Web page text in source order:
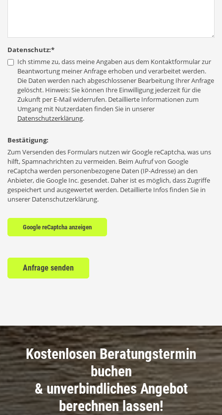
Datenschutz:*
Ich stimme zu, dass meine Angaben aus dem Kontaktformular zur
Beantwortung meiner Anfrage erhoben und verarbeitet werden.
Die Daten werden nach abgeschlossener Bearbeitung Ihrer Anfrage
gelöscht. Hinweis: Sie können Ihre Einwilligung jederzeit für die
Zukunft per E-Mail widerrufen. Detaillierte Informationen zum
Umgang mit Nutzerdaten finden Sie in unserer
Datenschutzerklärung.
Bestätigung:
Zum Versenden des Formulars nutzen wir Google reCaptcha, was uns
hilft, Spamnachrichten zu vermeiden. Beim Aufruf von Google
reCaptcha werden personenbezogene Daten (IP-Adresse) an den
Anbieter, die Google Inc. gesendet. Daher ist es möglich, dass Zugriffe
gespeichert und ausgewertet werden. Detaillierte Infos finden Sie in
unserer Datenschutzerklärung.
Google reCaptcha anzeigen
Kostenlosen Beratungstermin
buchen
& unverbindliches Angebot
berechnen lassen!